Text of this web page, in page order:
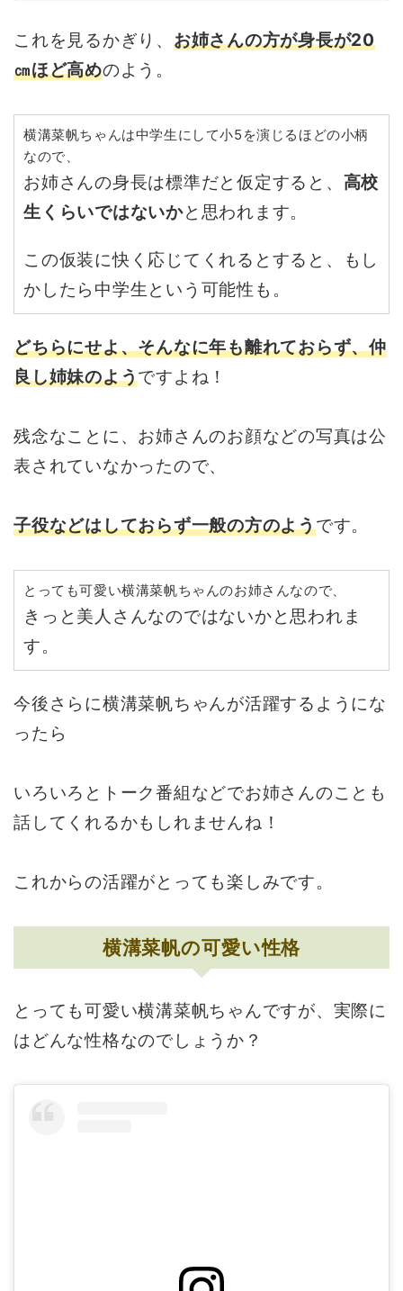
これを見るかぎり、 お姉さんの方が身長が20
㎝ほど高めのよう。
横溝菜帆ちゃんは中学生にして小5を演じるほどの小柄
なので、
お姉さんの身長は標準だと仮定すると、 高校
生くらいではないかと思われます。
この仮装に快く応じてくれるとすると、もし
かしたら中学生という可能性も。
どちらにせよ、そんなに年も離れておらず、仲
良し姉妹のようですよね！
残念なことに、お姉さんのお顔などの写真は公
表されていなかったので、
子役などはしておらず一般の方のようです。
とっても可愛い横溝菜帆ちゃんのお姉さんなので、
きっと美人さんなのではないかと思われま
す。
今後さらに横溝菜帆ちゃんが活躍するようにな
ったら
いろいろとトーク番組などでお姉さんのことも
話してくれるかもしれませんね！
これからの活躍がとっても楽しみです。
横溝菜帆の可愛い性格
とっても可愛い横溝菜帆ちゃんですが、実際に
はどんな性格なのでしょうか？